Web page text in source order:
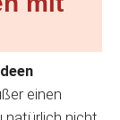
einen